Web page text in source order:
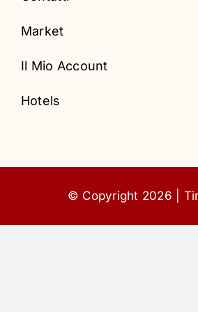
Market
Il Mio Account
Hotels
© Copyright 2026 |